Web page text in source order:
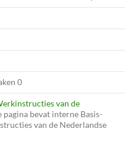
0
van de
pagina bevat interne Basis-
van de Nederlandse